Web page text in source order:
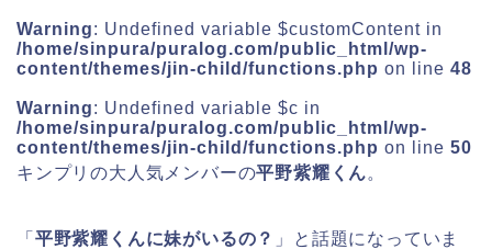
Warning: Undefined variable $customContent in
/home/sinpura/puralog.com/public_html/wp-
content/themes/jin-child/functions.php on line 48
Warning: Undefined variable $c in
/home/sinpura/puralog.com/public_html/wp-
content/themes/jin-child/functions.php on line 50
キンプリの大人気メンバーの平野紫耀くん。
「 平野紫耀くんに妹がいるの？ 」と話題になっていま